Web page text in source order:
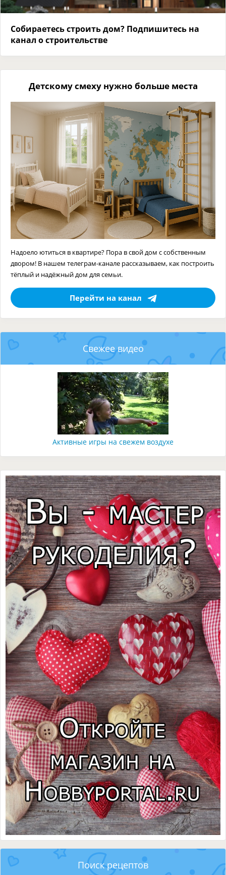
Собираетесь строить дом? Подпишитесь на
канал о строительстве
Детскому смеху нужно больше места
Надоело ютиться в квартире? Пора в свой дом с собственным
двором! В нашем телеграм-канале рассказываем, как построить
тёплый и надёжный дом для семьи.
Перейти на канал
Свежее видео
Активные игры на свежем воздухе
Поиск рецептов